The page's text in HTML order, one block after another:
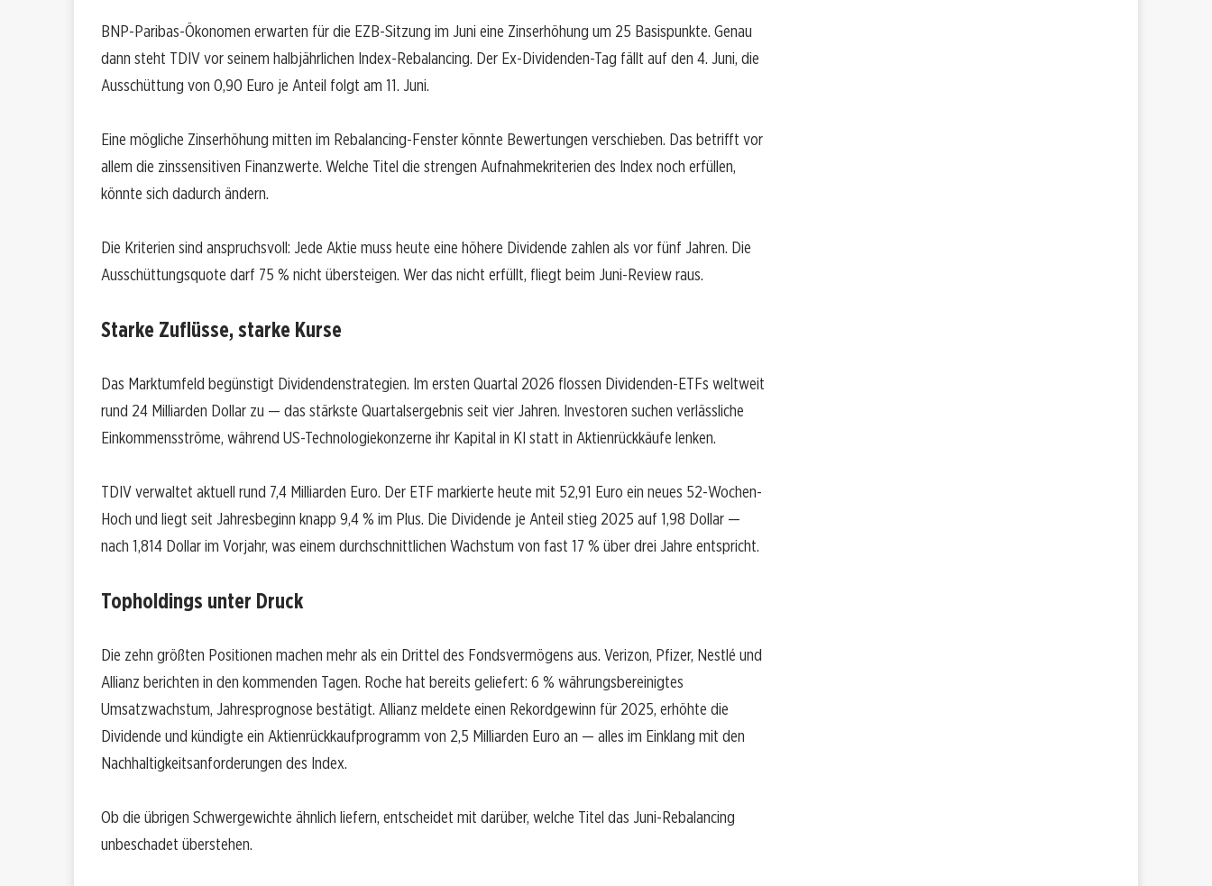
BNP-Paribas-Ökonomen erwarten für die EZB-Sitzung im Juni eine Zinserhöhung um 25 Basispunkte. Genau
dann steht TDIV vor seinem halbjährlichen Index-Rebalancing. Der Ex-Dividenden-Tag fällt auf den 4. Juni, die
Ausschüttung von 0,90 Euro je Anteil folgt am 11. Juni.
Eine mögliche Zinserhöhung mitten im Rebalancing-Fenster könnte Bewertungen verschieben. Das betrifft vor
allem die zinssensitiven Finanzwerte. Welche Titel die strengen Aufnahmekriterien des Index noch erfüllen,
könnte sich dadurch ändern.
Die Kriterien sind anspruchsvoll: Jede Aktie muss heute eine höhere Dividende zahlen als vor fünf Jahren. Die
Ausschüttungsquote darf 75 % nicht übersteigen. Wer das nicht erfüllt, fliegt beim Juni-Review raus.
Starke Zuflüsse, starke Kurse
Das Marktumfeld begünstigt Dividendenstrategien. Im ersten Quartal 2026 flossen Dividenden-ETFs weltweit
rund 24 Milliarden Dollar zu — das stärkste Quartalsergebnis seit vier Jahren. Investoren suchen verlässliche
Einkommensströme, während US-Technologiekonzerne ihr Kapital in KI statt in Aktienrückkäufe lenken.
TDIV verwaltet aktuell rund 7,4 Milliarden Euro. Der ETF markierte heute mit 52,91 Euro ein neues 52-Wochen-
Hoch und liegt seit Jahresbeginn knapp 9,4 % im Plus. Die Dividende je Anteil stieg 2025 auf 1,98 Dollar —
nach 1,814 Dollar im Vorjahr, was einem durchschnittlichen Wachstum von fast 17 % über drei Jahre entspricht.
Topholdings unter Druck
Die zehn größten Positionen machen mehr als ein Drittel des Fondsvermögens aus. Verizon, Pfizer, Nestlé und
Allianz berichten in den kommenden Tagen. Roche hat bereits geliefert: 6 % währungsbereinigtes
Umsatzwachstum, Jahresprognose bestätigt. Allianz meldete einen Rekordgewinn für 2025, erhöhte die
Dividende und kündigte ein Aktienrückkaufprogramm von 2,5 Milliarden Euro an — alles im Einklang mit den
Nachhaltigkeitsanforderungen des Index.
Ob die übrigen Schwergewichte ähnlich liefern, entscheidet mit darüber, welche Titel das Juni-Rebalancing
unbeschadet überstehen.